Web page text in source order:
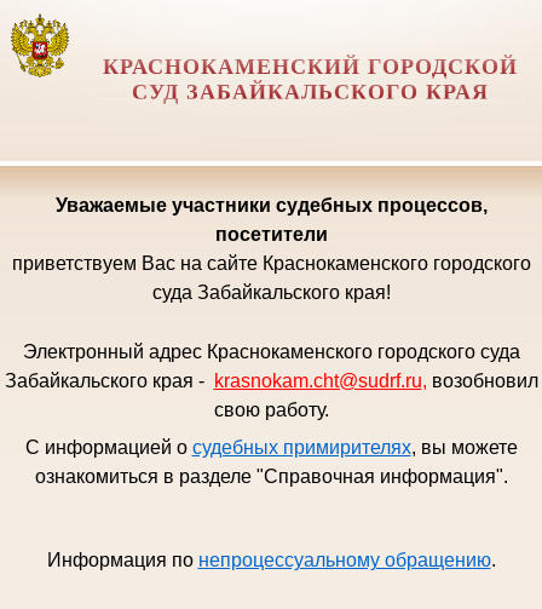
КРАСНОКАМЕНСКИЙ ГОРОДСКОЙ
СУД ЗАБАЙКАЛЬСКОГО КРАЯ
Уважаемые участники судебных процессов,
посетители
приветствуем Вас на сайте Краснокаменского городского
суда Забайкальского края!
Электронный адрес Краснокаменского городского суда
Забайкальского края - krasnokam.cht@sudrf.ru, возобновил
свою работу.
С информацией о судебных примирителях, вы можете
ознакомиться в разделе "Справочная информация".
Информация по непроцессуальному обращению.